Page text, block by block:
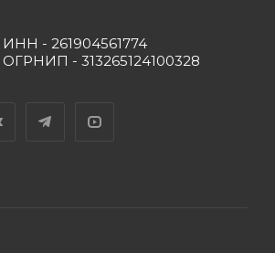
ИНН - 261904561774
ОГРНИП - 313265124100328